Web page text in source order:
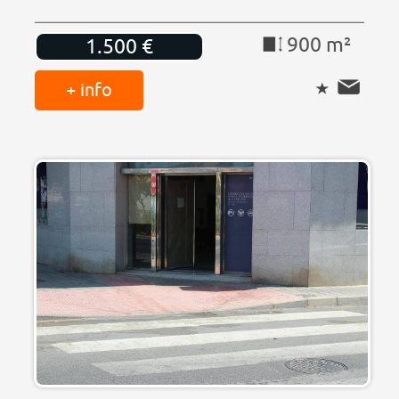
1.500 € 900 m²
+ info